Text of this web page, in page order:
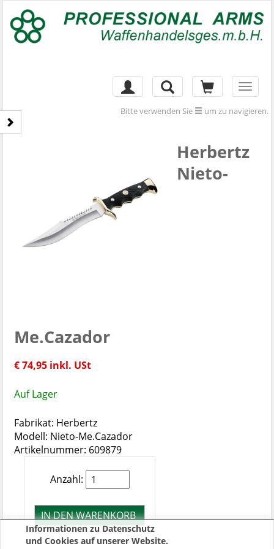
Informationen zu Datenschutz
und Cookies auf unserer Website.
Bitte verwenden Sie um zu navigieren.
Herbertz
Nieto-
Me.Cazador
€ 74,95 inkl. USt
Auf Lager
Fabrikat: Herbertz
Modell: Nieto-Me.Cazador
Artikelnummer: 609879
Anzahl: